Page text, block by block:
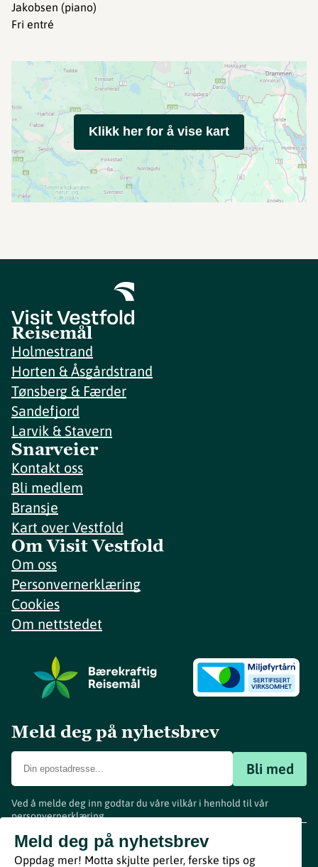
Jakobsen (piano)
Fri entré
Klikk her for å vise kart
Reisemål
Holmestrand
Horten & Åsgårdstrand
Tønsberg & Færder
Sandefjord
Larvik & Stavern
Snarveier
Kontakt oss
Bli medlem
Bransje
Kart over Vestfold
Om Visit Vestfold
Om oss
Personvernerklæring
Cookies
Om nettstedet
Meld deg på nyhetsbrev
Bli med
Ved å melde deg inn godtar du våre vilkår i henhold til vår
personvernerklæring.
Meld deg på nyhetsbrev
Oppdag mer! Motta skjulte perler, ferske tips og
www.visitvestfold.com
Turistinformasjon